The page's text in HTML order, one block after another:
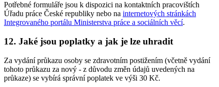
Potřebné formuláře jsou k dispozici na kontaktních pracovištích
Úřadu práce České republiky nebo na internetových stránkách
Integrovaného portálu Ministerstva práce a sociálních věcí.
12. Jaké jsou poplatky a jak je lze uhradit
Za vydání průkazu osoby se zdravotním postižením (včetně vydání
tohoto průkazu za nový - z důvodu změn údajů uvedených na
průkaze) se vybírá správní poplatek ve výši 30 Kč.